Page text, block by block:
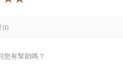
(1)
您有幫助嗎？